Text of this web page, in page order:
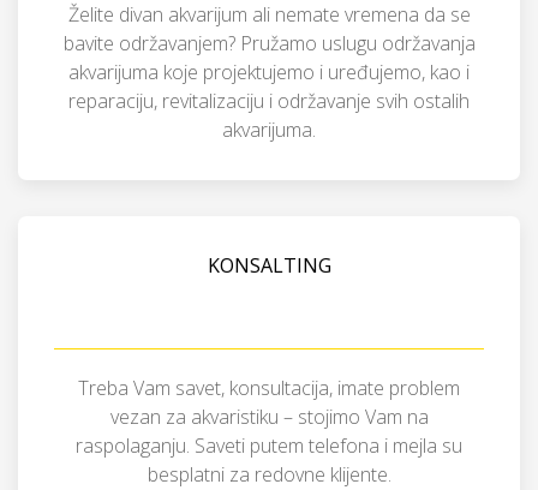
Želite divan akvarijum ali nemate vremena da se
bavite održavanjem? Pružamo uslugu održavanja
akvarijuma koje projektujemo i uređujemo, kao i
reparaciju, revitalizaciju i održavanje svih ostalih
akvarijuma.
KONSALTING
Treba Vam savet, konsultacija, imate problem
vezan za akvaristiku – stojimo Vam na
raspolaganju. Saveti putem telefona i mejla su
besplatni za redovne klijente.